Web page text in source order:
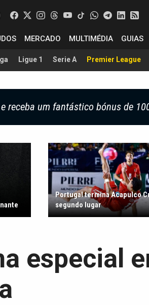
MERCADO MULTIMÉDIA GUIAS
Ligue 1 Serie A Premier League
receba um fantástico bónus de
Portugal termina Acapulco
segundo lugar
especial